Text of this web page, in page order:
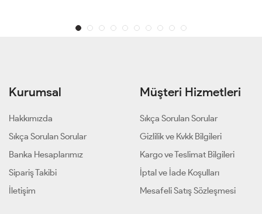
Kurumsal
Hakkımızda
Sıkça Sorulan Sorular
Banka Hesaplarımız
Sipariş Takibi
İletişim
Müşteri Hizmetleri
Sıkça Sorulan Sorular
Gizlilik ve Kvkk Bilgileri
Kargo ve Teslimat Bilgileri
İptal ve İade Koşulları
Mesafeli Satış Sözleşmesi